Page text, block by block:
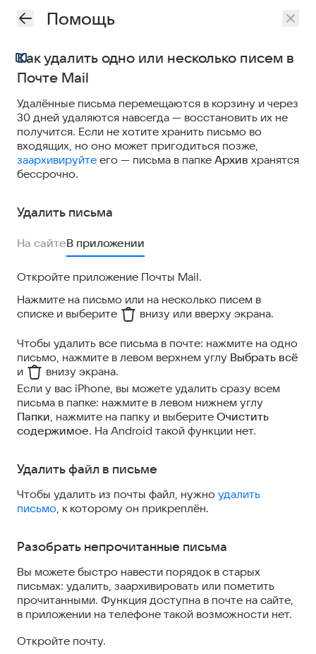
Помощь
Как удалить одно или несколько писем в
Почте Mail
Удалённые письма перемещаются в корзину и через
30 дней удаляются навсегда — восстановить их не
получится. Если не хотите хранить письмо во
входящих, но оно может пригодиться позже,
заархивируйте его — письма в папке Архив хранятся
бессрочно.
Удалить письма
На сайтеВ приложении
Откройте приложение Почты Mail.
Нажмите на письмо или на несколько писем в
списке и выберите
внизу или вверху экрана.
Чтобы удалить все письма в почте: нажмите на одно
письмо, нажмите в левом верхнем углу Выбрать всё
и
внизу экрана.
Если у вас iPhone, вы можете удалить сразу всем
письма в папке: нажмите в левом нижнем углу
Папки, нажмите на папку и выберите Очистить
содержимое. На Android такой функции нет.
Удалить файл в письме
Чтобы удалить из почты файл, нужно удалить
письмо, к которому он прикреплён.
Разобрать непрочитанные письма
Вы можете быстро навести порядок в старых
письмах: удалить, заархивировать или пометить
прочитанными. Функция доступна в почте на сайте,
в приложении на телефоне такой возможности нет.
Откройте почту.